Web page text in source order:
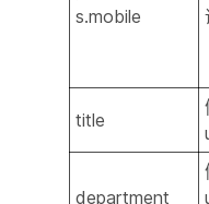
s.mobile
title
department